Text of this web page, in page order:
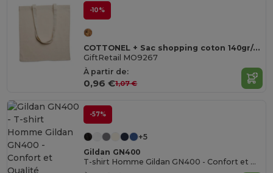
-10%
COTTONEL + Sac shopping coton 140gr/m²
GiftRetail MO9267
À partir de:
0,96 €1,07 €
-57%
+5
Gildan GN400
T-shirt Homme Gildan GN400 - Confort et Qualité Supérieure